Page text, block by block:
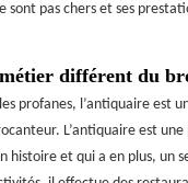
sont pas chers et ses
différent du
profanes, l’antiquaire est
L’antiquaire est une
histoire et qui a en plus, un